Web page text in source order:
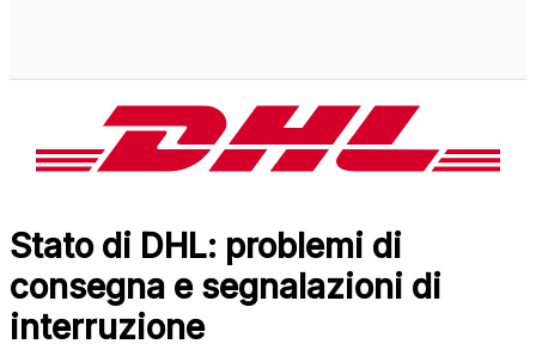
Stato di DHL: problemi di
consegna e segnalazioni di
interruzione